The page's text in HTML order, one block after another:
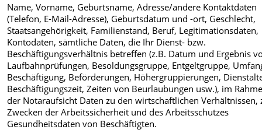
Name, Vorname, Geburtsname, Adresse/andere Kontaktdaten
(Telefon, E-Mail-Adresse), Geburtsdatum und -ort‚ Geschlecht,
Staatsangehörigkeit, Familienstand, Beruf, Legitimationsdaten,
Kontodaten, sämtliche Daten, die Ihr Dienst- bzw.
Beschäftigungsverhältnis betreffen (z.B. Datum und Ergebnis
Laufbahnprüfungen, Besoldungsgruppe, Entgeltgruppe,
Beschäftigung, Beförderungen, Höhergruppierungen,
Beschäftigungszeit, Zeiten von Beurlaubungen usw.), im
der Notaraufsicht Daten zu den wirtschaftlichen Verhältnissen,
Zwecken der Arbeitssicherheit und des Arbeitsschutzes
Gesundheitsdaten von Beschäftigten.